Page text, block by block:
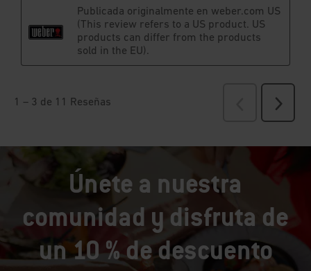
Únete a nuestra
comunidad y disfruta de
un 10 % de descuento